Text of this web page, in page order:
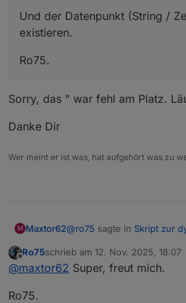
Und der Datenpunkt (String /
existieren.
Ro75.
Sorry, das " war fehl am Platz.
Danke Dir
Wer meint er ist was, hat aufgehört was zu
M Maxtor62@ro75 sagte in Skript zur
@maxtor62 sagte in
Offline
Ro75schrieb am 12. Nov. 2025, 18:07
zuletzt editiert von
@maxtor62 Super, freut mich.
Ro75.